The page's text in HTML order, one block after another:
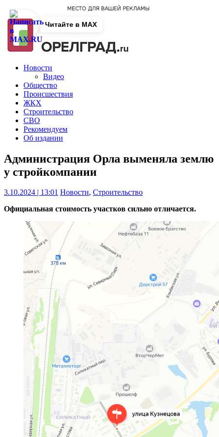
Новости
Видео
Общество
Происшествия
ЖКХ
Строительство
СВО
Рекомендуем
Об издании
Администрация Орла выменяла землю
у стройкомпании
3.10.2024 | 13:01 Новости, Строительство
Официальная стоимость участков сильно отличается.
Читайте в MAX